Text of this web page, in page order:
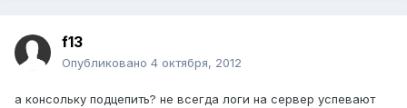
f13
Опубликовано 4 октября, 2012
а консольку подцепить? не всегда логи на сервер успевают